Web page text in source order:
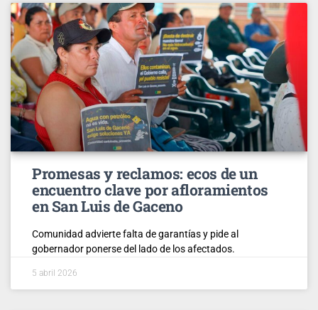
Promesas y reclamos: ecos de un
encuentro clave por afloramientos
en San Luis de Gaceno
Comunidad advierte falta de garantías y pide al
gobernador ponerse del lado de los afectados.
5 abril 2026